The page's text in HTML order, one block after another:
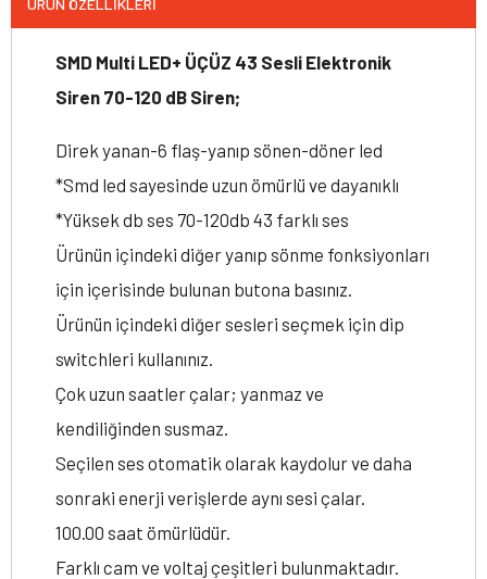
ÜRÜN ÖZELLIKLERI
SMD Multi LED+ ÜÇÜZ 43 Sesli Elektronik
Siren 70-120 dB Siren;
Direk yanan-6 flaş-yanıp sönen-döner led
*Smd led sayesinde uzun ömürlü ve dayanıklı
*Yüksek db ses 70-120db 43 farklı ses
Ürünün içindeki diğer yanıp sönme fonksiyonları
için içerisinde bulunan butona basınız.
Ürünün içindeki diğer sesleri seçmek için dip
switchleri kullanınız.
Çok uzun saatler çalar; yanmaz ve
kendiliğinden susmaz.
Seçilen ses otomatik olarak kaydolur ve daha
sonraki enerji verişlerde aynı sesi çalar.
100.00 saat ömürlüdür.
Farklı cam ve voltaj çeşitleri bulunmaktadır.